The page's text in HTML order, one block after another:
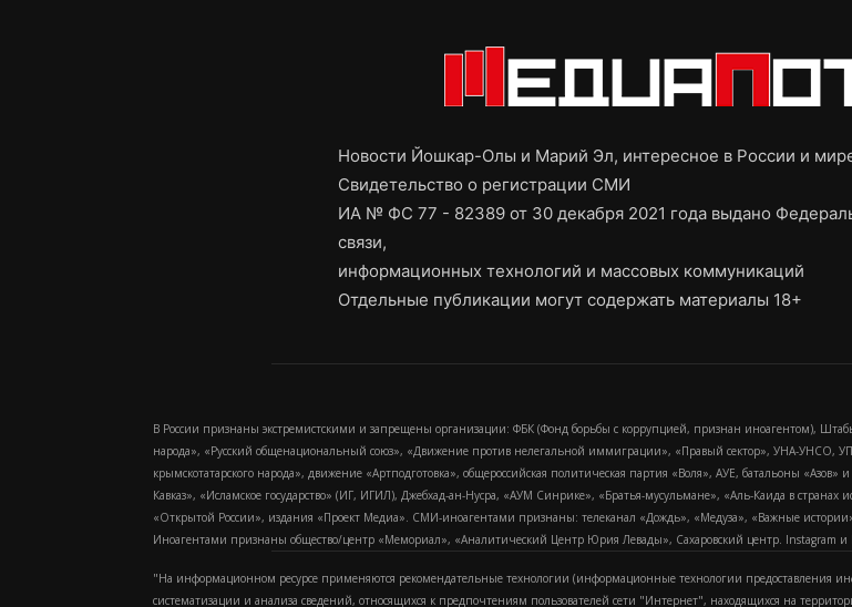
Новости Йошкар-Олы и Марий Эл, интересное в России и
Свидетельство о регистрации СМИ
ИА № ФС 77 - 82389 от 30 декабря 2021 года выдано
связи,
информационных технологий и массовых коммуникаций
Отдельные публикации могут содержать материалы 18+
В России признаны экстремистскими и запрещены организации: ФБК (Фонд борьбы с коррупцией, признан иноагентом),
народа», «Русский общенациональный союз», «Движение против нелегальной иммиграции», «Правый сектор», УНА-УНСО,
крымскотатарского народа», движение «Артподготовка», общероссийская политическая партия «Воля», АУЕ, батальоны
Кавказ», «Исламское государство» (ИГ, ИГИЛ), Джебхад-ан-Нусра, «АУМ Синрике», «Братья-мусульмане», «Аль-Каида в
«Открытой России», издания «Проект Медиа». СМИ-иноагентами признаны: телеканал «Дождь», «Медуза», «Важные
Иноагентами признаны общество/центр «Мемориал», «Аналитический Центр Юрия Левады», Сахаровский центр. Instagram и
"На информационном ресурсе применяются рекомендательные технологии (информационные технологии предоставления
систематизации и анализа сведений, относящихся к предпочтениям пользователей сети "Интернет", находящихся на